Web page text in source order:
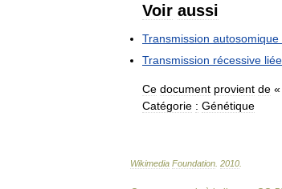
Voir aussi
Transmission autosomique
Transmission récessive liée
Ce document provient de «
Catégorie : Génétique
Wikimedia Foundation 2010